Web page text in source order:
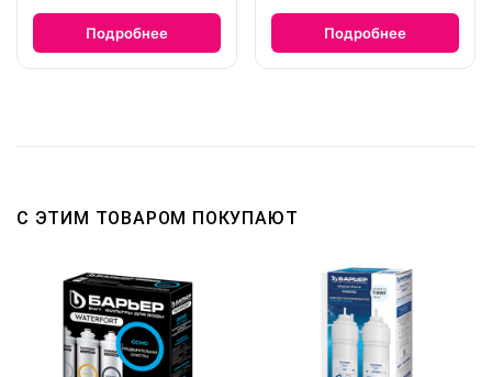
Подробнее Подробнее
С ЭТИМ ТОВАРОМ ПОКУПАЮТ